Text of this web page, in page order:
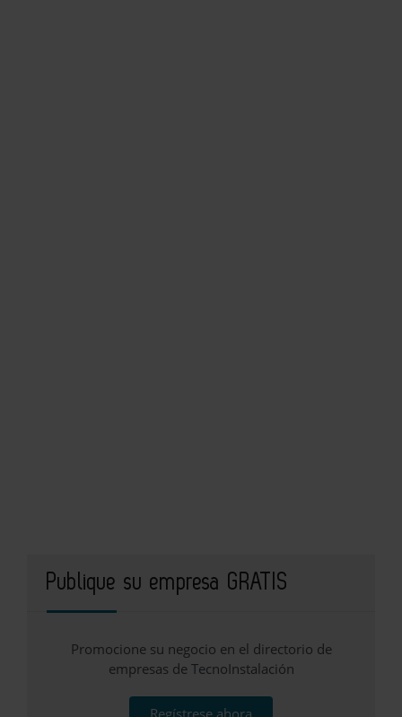
Publique su empresa GRATIS
Promocione su negocio en el directorio de
empresas de TecnoInstalación
Regístrese ahora